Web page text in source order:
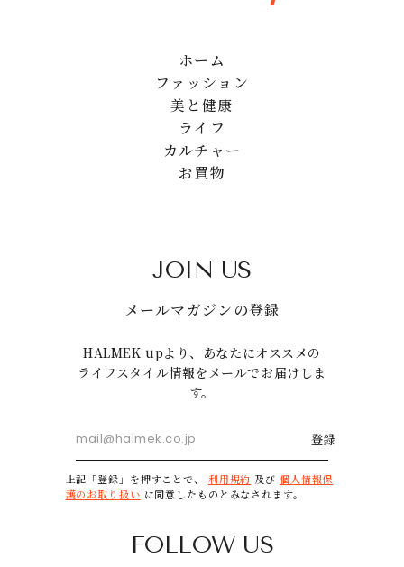
ホーム
ファッション
美と健康
ライフ
カルチャー
お買物
JOIN US
メールマガジンの登録
HALMEK upより、あなたにオススメの
ライフスタイル情報をメールでお届けしま
す。
登録
上記「登録」を押すことで、 利用規約 及び 個人情報保
護のお取り扱い に同意したものとみなされます。
FOLLOW US